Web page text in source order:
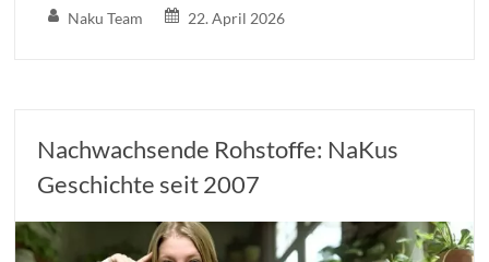
Naku Team 22. April 2026
Nachwachsende Rohstoffe: NaKus
Geschichte seit 2007